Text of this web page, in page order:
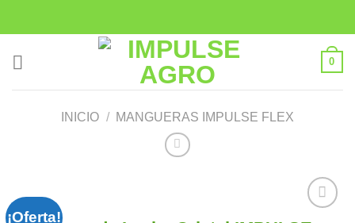
0
INICIO / MANGUERAS IMPULSE FLEX
¡Oferta!